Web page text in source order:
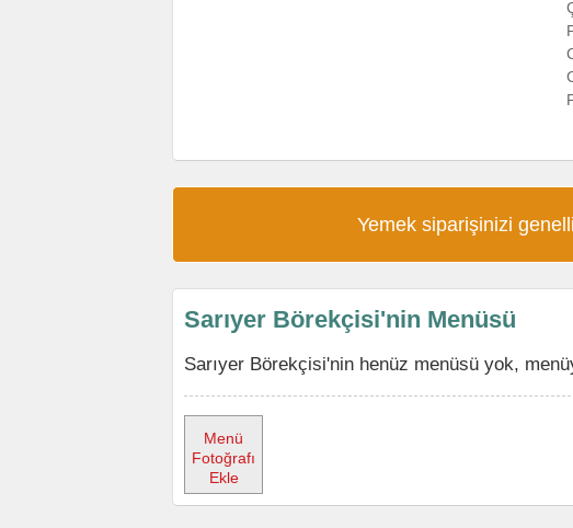
Yemek siparişinizi
Sarıyer Börekçisi'nin Menüsü
Sarıyer Börekçisi'nin henüz menüsü yok,
Menü
Fotoğrafı
Ekle